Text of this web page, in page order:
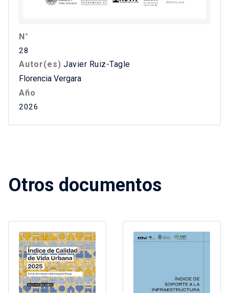
N°
28
Autor(es) Javier Ruiz-Tagle
Florencia Vergara
Año
2026
Otros documentos